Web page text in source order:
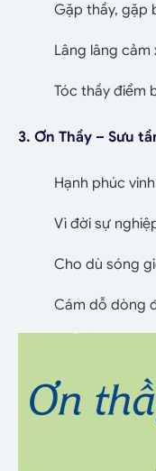
Gặp thầy, gặp
Lâng lâng
Tóc thầy điểm
3. Ơn Thầy – Sưu
Hạnh phúc
Vì đời sự
Cho dù sóng
Cám dỗ dòng